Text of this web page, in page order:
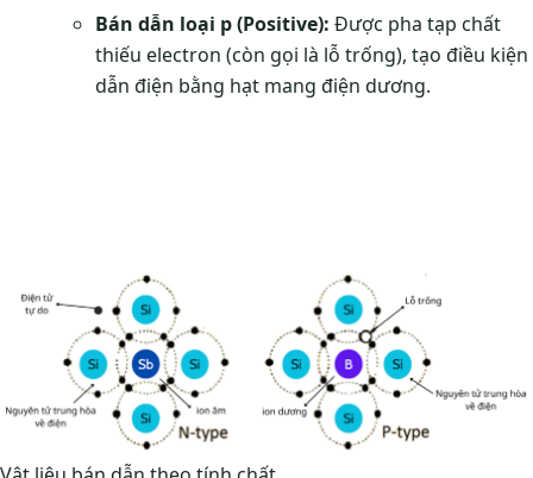
Bán dẫn loại p (Positive): Được pha tạp chất
thiếu electron (còn gọi là lỗ trống), tạo điều kiện
dẫn điện bằng hạt mang điện dương.